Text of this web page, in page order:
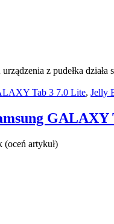
z pudełka
Tab 3 7.0 Lite, Jelly
GALAXY
(oceń artykuł)